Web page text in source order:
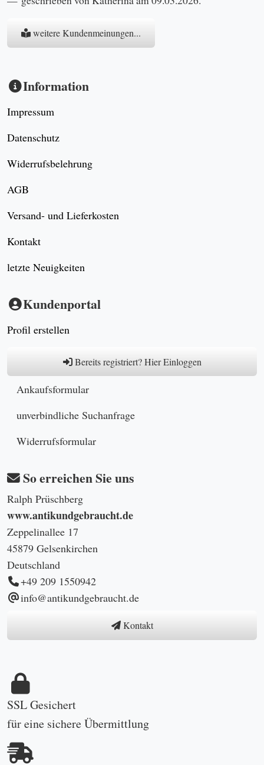
weitere Kundenmeinungen...
Information
Impressum
Datenschutz
Widerrufsbelehrung
AGB
Versand- und Lieferkosten
Kontakt
letzte Neuigkeiten
Kundenportal
Profil erstellen
Bereits registriert? Hier Einloggen
Ankaufsformular
unverbindliche Suchanfrage
Widerrufsformular
So erreichen Sie uns
Ralph Prüschberg
www.antikundgebraucht.de
Zeppelinallee 17
45879 Gelsenkirchen
Deutschland
+49 209 1550942
info@antikundgebraucht.de
Kontakt
SSL Gesichert
für eine sichere Übermittlung